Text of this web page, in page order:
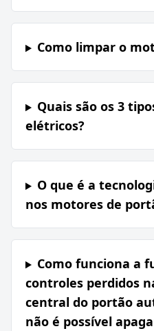
Como limpar o
Quais são os 3
elétricos?
O que é a
nos motores de
Como funciona a
controles perdidos
central do portão
não é possível